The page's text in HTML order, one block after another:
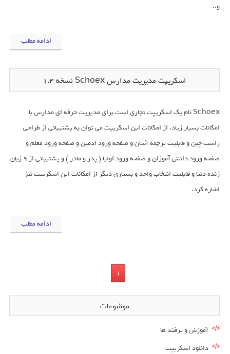
و..
ادامه مطلب
اسکریپت مدیریت مدارس Schoex نسخه 1.4
Schoex نام یک اسکریپت تجاری است برای مدیریت حرفه ای مدارس با
امکانات بسیار زیاد. از امکانات این اسکریپت می توان به پشتیبانی از طراحی
راست چین و قابلیت ترجمه آسان و صفحه ورود ادمین و صفحه ورود معلم و
صفحه وروددانش آموزانو صفحه ورود اولیا (پدر و مادر
) و پشتیبانی از 9 زبان
زنده دنیا و قابلیت انتخاب واحد و بسیاری دیگر از امکانات این اسکریپت نیز
اشاره کرد.
ادامه مطلب
1
موضوعات
آموزش و ترفند ها
دانلود اسکریپت